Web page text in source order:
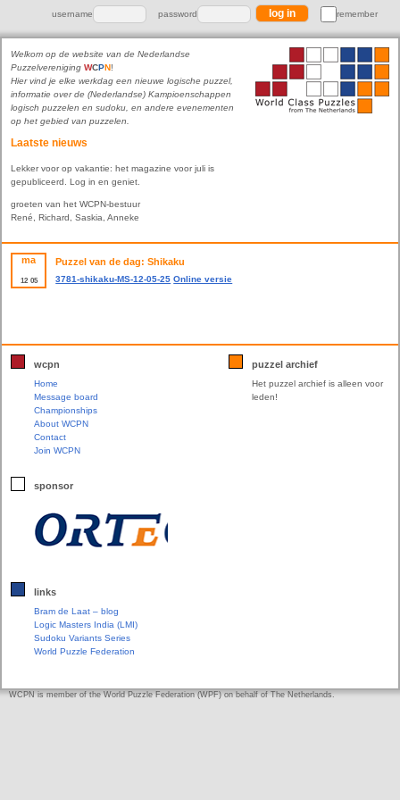
username password remember
Welkom op de website van de Nederlandse
Puzzelvereniging WCPN!
Hier vind je elke werkdag een nieuwe logische puzzel,
informatie over de (Nederlandse) Kampioenschappen
logisch puzzelen en sudoku, en andere evenementen
op het gebied van puzzelen.
Laatste nieuws
Lekker voor op vakantie: het magazine voor juli is
gepubliceerd. Log in en geniet.
groeten van het WCPN-bestuur
René, Richard, Saskia, Anneke
ma
12 05
Puzzel van de dag: Shikaku
3781-shikaku-MS-12-05-25 Online versie
wcpn
Home
Message board
Championships
About WCPN
Contact
Join WCPN
sponsor
links
Bram de Laat – blog
Logic Masters India (LMI)
Sudoku Variants Series
World Puzzle Federation
puzzel archief
Het puzzel archief is alleen voor
leden!
WCPN is member of the World Puzzle Federation (WPF) on behalf of The Netherlands.